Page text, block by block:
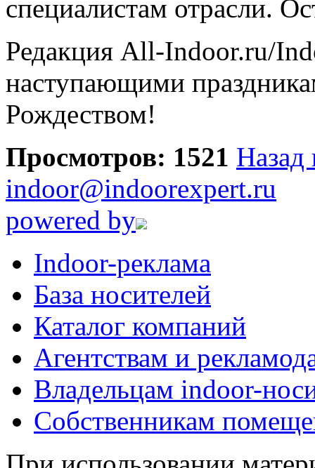
специалистам отрасли.
Редакция All-Indoor.ru/
наступающими
Рождеством!
Просмотров: 1521 Назад
indoor@indoorexpert.ru
powered by
Indoor-реклама
База носителей
Каталог компаний
Агентствам и
Владельцам indoor-
Собственникам